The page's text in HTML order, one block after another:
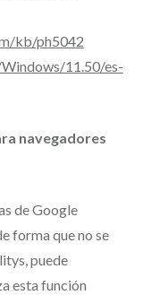
kb/ph5042
11.50/es-
navegadores
de Google
forma que no se
puede
esta función